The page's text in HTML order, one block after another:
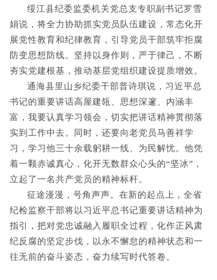
绥江县纪委监委机关党总支专职副书记罗雪
娟说，将全力协助抓实党员队伍建设，常态化开
展党性教育和纪律教育，引导党员干部筑牢拒腐
防变思想防线。坚持以身作则，严于律己，不断
夯实党建根基，推动基层党组织建设提质增效。
通海县里山乡纪委干部普诗琪说，习近平总
书记的重要讲话高屋建瓴、思想深邃、内涵丰
富，我要认真学习领会，切实把讲话精神贯彻落
实到工作中去。同时，还要向老党员马善祥学
习，学习他三十余载躬耕一线、为民解忧。他凭
着一颗赤诚真心，化开无数群众心头的“坚冰”，
立起了一名共产党员的精神标杆。
征途漫漫，号角声声。在新的起点上，全省
纪检监察干部将以习近平总书记重要讲话精神为
指引，把对党忠诚融入履职全过程，化作正风肃
纪反腐的坚定步伐，以永不懈怠的精神状态和一
往无前的奋斗姿态，奋力续写时代答卷。